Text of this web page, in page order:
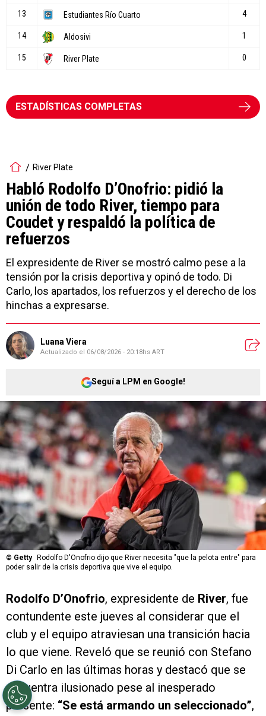
ESTADÍSTICAS COMPLETAS
River Plate
Habló Rodolfo D’Onofrio: pidió la
unión de todo River, tiempo para
Coudet y respaldó la política de
refuerzos
El expresidente de River se mostró calmo pese a la
tensión por la crisis deportiva y opinó de todo. Di
Carlo, los apartados, los refuerzos y el derecho de los
hinchas a expresarse.
Luana Viera
Actualizado el 06/08/2026 - 20:18hs ART
Seguí a LPM en Google!
© Getty
Rodolfo D'Onofrio dijo que River necesita "que la pelota entre" para
poder salir de la crisis deportiva que vive el equipo.
Rodolfo D’Onofrio, expresidente de River, fue
contundente este jueves al considerar que el
club y el equipo atraviesan una transición hacia
lo que viene. Reveló que se reunió con Stefano
Di Carlo en las últimas horas y destacó que se
encuentra ilusionado pese al inesperado
presente: “Se está armando un seleccionado”,